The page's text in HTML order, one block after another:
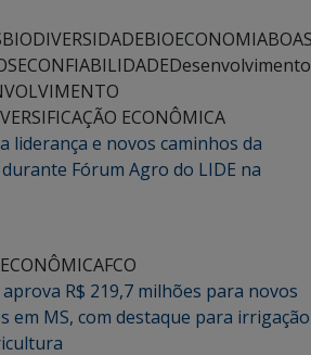
BIODIVERSIDADEBIOECONOMIA
CONFIABILIDADEDesenvolvimento
ECONÔMICA
liderança e novos caminhos da
Fórum Agro do LIDE na
FCO
R$ 219,7 milhões para novos
em MS, com destaque para irrigação